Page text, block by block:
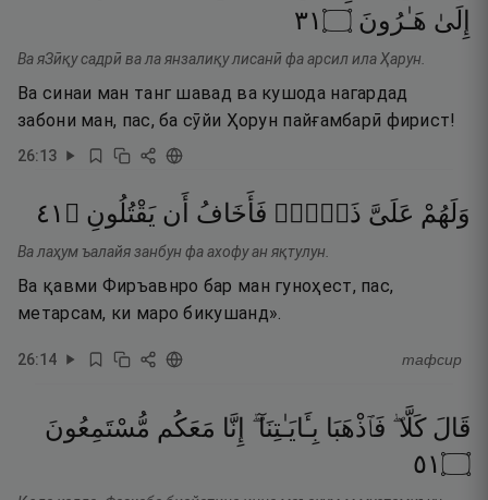
إِلَىٰ هَـٰرُونَ ۝١٣
Ва яЗӣқу садрӣ ва ла янзалиқу лисанӣ фа арсил ила Ҳарун.
Ва синаи ман танг шавад ва кушода нагардад
забони ман, пас, ба сӯйи Ҳорун пайғамбарӣ фирист!
26:13
وَلَهُمْ عَلَىَّ ذَنۢبٌۭ فَأَخَافُ أَن يَقْتُلُونِ ۝ ١٤
Ва лаҳум ъалайя занбун фа ахофу ан яқтулун.
Ва қавми Фиръавнро бар ман гуноҳест, пас,
метарсам, ки маро бикушанд».
26:14 тафсир
قَالَ كَلَّا ۖ فَٱذْهَبَا بِـَٔايَـٰتِنَآ ۖ إِنَّا مَعَكُم مُّسْتَمِعُونَ
۝١٥